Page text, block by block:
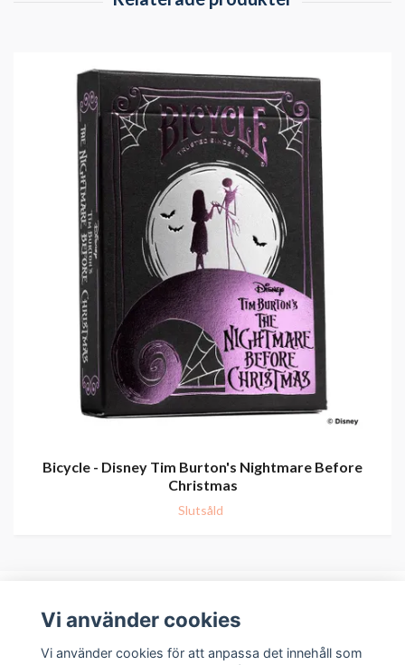
Bicycle - Disney Tim Burton's Nightmare Before
Christmas
Slutsåld
Vi använder cookies
Vi använder cookies för att anpassa det innehåll som